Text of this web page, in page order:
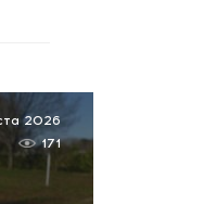
2026
171